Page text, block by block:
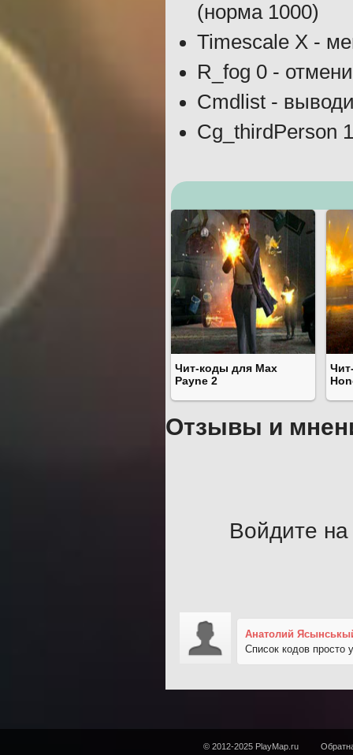
(норма 1000)
Timescale Х -
R_fog 0 -
Cmdlist -
Cg_thirdPerson
Чит-коды для Max
Payne 2
Отзывы и
Войдите на
Анатолий
Список кодов просто
© 2012-2025 PlayMap.ru